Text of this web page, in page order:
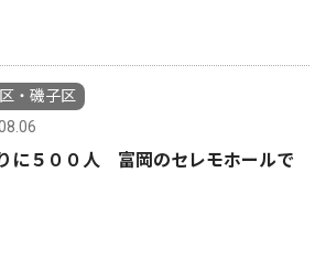
・磯子区
に５００人 富岡のセレモホールで